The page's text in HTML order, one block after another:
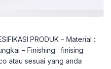
PRODUK – Material :
– Finishing : finising
atau sesuai yang anda